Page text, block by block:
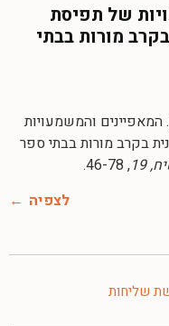
של תפיסת
מורות בבתי
א. וסאבוב, ג. (2020). המאפיינים והמשמעויות
בקרב מורות בבתי ספר
19
, 46-78.
לצפיה
שליחות